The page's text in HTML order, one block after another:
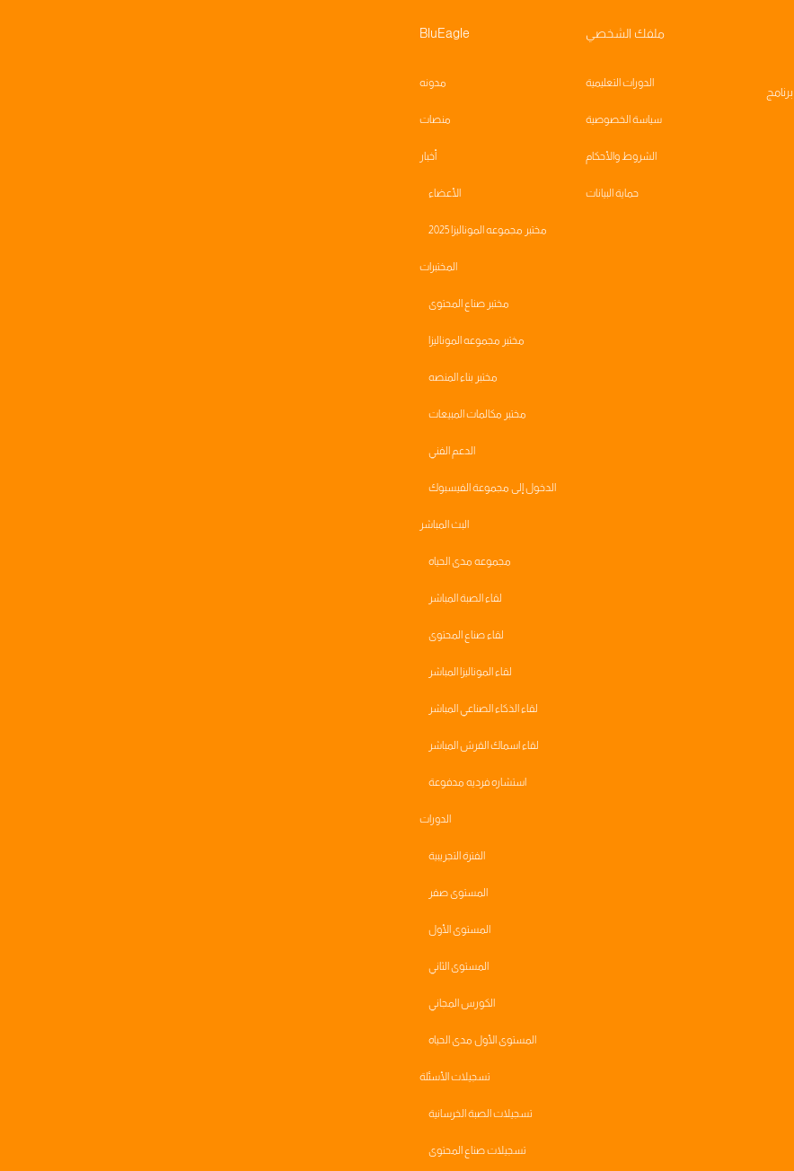
برنامج
ملفك الشخصي
الدورات التعليمية
سياسة الخصوصية
الشروط والأحكام
حماية البيانات
BluEagle
مدونه
منصات
أخبار
الأعضاء
مختبر مجموعه الموناليزا 2025
المختبرات
مختبر صناع المحتوى
مختبر مجموعه الموناليزا
مختبر بناء المنصه
مختبر مكالمات المبيعات
الدعم الفني
الدخول إلى مجموعة الفيسبوك
البث المباشر
مجموعه مدى الحياه
لقاء الصبة المباشر
لقاء صناع المحتوى
لقاء الموناليزا المباشر
لقاء الذكاء الصناعي المباشر
لقاء اسماك القرش المباشر
استشاره فرديه مدفوعة
الدورات
الفترة التجريبية
المستوى صفر
المستوى الأول
المستوى الثاني
الكورس المجاني
المستوى الأول مدى الحياه
تسجيلات الأسئلة
تسجيلات الصبة الخرسانية
تسجيلات صناع المحتوى